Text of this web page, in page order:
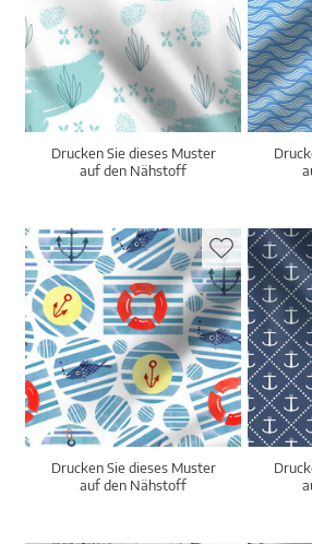
Drucken Sie dieses Muster
auf den Nähstoff
Drucken Sie dieses Muster
auf den Nähstoff